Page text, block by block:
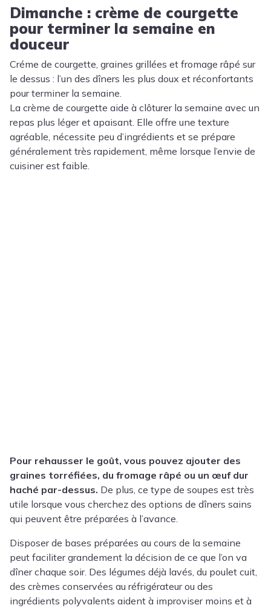
Dimanche : crème de courgette
pour terminer la semaine en
douceur
Créme de courgette, graines grillées et fromage râpé sur
le dessus : l’un des dîners les plus doux et réconfortants
pour terminer la semaine.
La crème de courgette aide à clôturer la semaine avec un
repas plus léger et apaisant. Elle offre une texture
agréable, nécessite peu d’ingrédients et se prépare
généralement très rapidement, même lorsque l’envie de
cuisiner est faible.
Pour rehausser le goût, vous pouvez ajouter des
graines torréfiées, du fromage râpé ou un œuf dur
haché par-dessus. De plus, ce type de soupes est très
utile lorsque vous cherchez des options de dîners sains
qui peuvent être préparées à l’avance.
Disposer de bases préparées au cours de la semaine
peut faciliter grandement la décision de ce que l’on va
dîner chaque soir. Des légumes déjà lavés, du poulet cuit,
des crèmes conservées au réfrigérateur ou des
ingrédients polyvalents aident à improviser moins et à